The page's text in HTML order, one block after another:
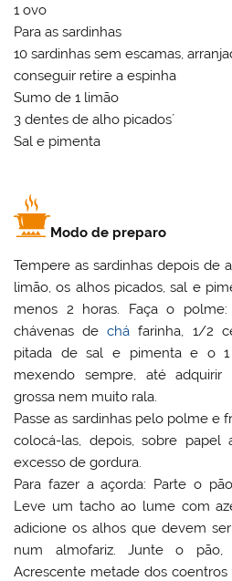
1 ovo
Para as sardinhas
10 sardinhas sem escamas,
conseguir retire a espinha
Sumo de 1 limão
3 dentes de alho picados´
Sal e pimenta
Modo de preparo
Tempere as sardinhas depois de
limão, os alhos picados, sal e
menos 2 horas. Faça o
chávenas dechá farinha, 1/2
pitada de sal e pimenta e o 1
mexendo sempre, até
grossa nem muito rala.
Passe as sardinhas pelo polme e
colocá-las, depois, sobre papel
excesso de gordura.
Para fazer a açorda: Parte o
Leve um tacho ao lume com
adicione os alhos que devem
num almofariz. Junte o
Acrescente metade dos